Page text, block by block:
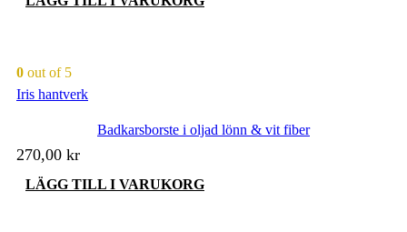
0 out of 5
Iris hantverk
Badkarsborste i oljad lönn & vit fiber
270,00 kr
LÄGG TILL I VARUKORG